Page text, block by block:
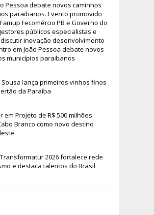
Pessoa debate novos caminhos
paraibanos. Evento promovido
Fecomércio PB e Governo do
públicos especialistas e
inovação desenvolvimento
em João Pessoa debate novos
municípios paraibanos
Sousa lança primeiros vinhos finos
da Paraíba
em Projeto de R$ 500 milhões
Branco como novo destino
Transformatur 2026 fortalece rede
e destaca talentos do Brasil